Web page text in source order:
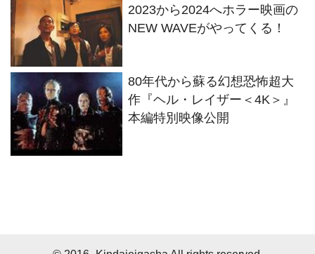
2023から2024へホラー映画の
NEW WAVEがやってくる！
80年代から蘇る幻想恐怖超大
作『ヘル・レイザー＜4K＞』
本編特別映像公開